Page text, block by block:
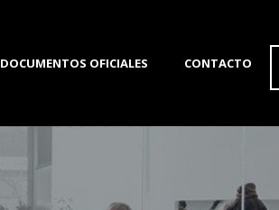
DOCUMENTOS OFICIALES CONTACTO